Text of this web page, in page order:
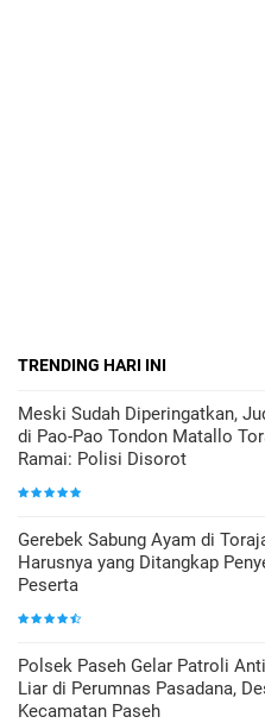
TRENDING HARI INI
Meski Sudah Diperingatkan,
di Pao-Pao Tondon Matallo
Ramai: Polisi Disorot
Gerebek Sabung Ayam di
Harusnya yang Ditangkap
Peserta
Polsek Paseh Gelar Patroli
Liar di Perumnas Pasadana,
Kecamatan Paseh